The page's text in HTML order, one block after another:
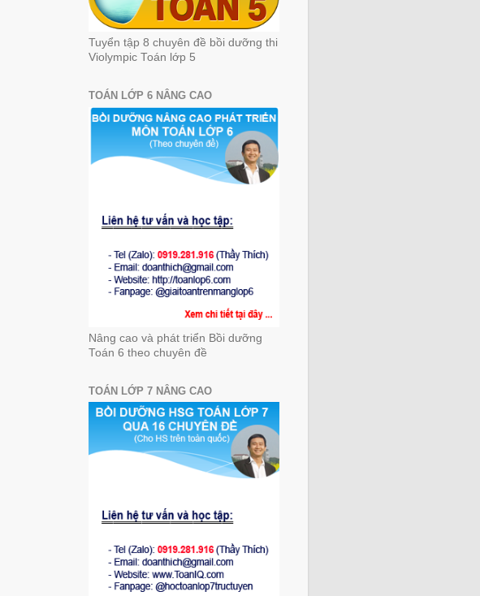
Tuyển tập 8 chuyên đề bồi dưỡng thi
Violympic Toán lớp 5
TOÁN LỚP 6 NÂNG CAO
Nâng cao và phát triển Bồi dưỡng
Toán 6 theo chuyên đề
TOÁN LỚP 7 NÂNG CAO